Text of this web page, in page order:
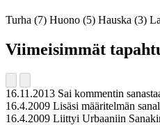
Turha (7) Huono (5) Hauska (3)
Viimeisimmät
16.11.2013 Sai kommentin
16.4.2009 Lisäsi määritelmän
16.4.2009 Liittyi Urbaaniin